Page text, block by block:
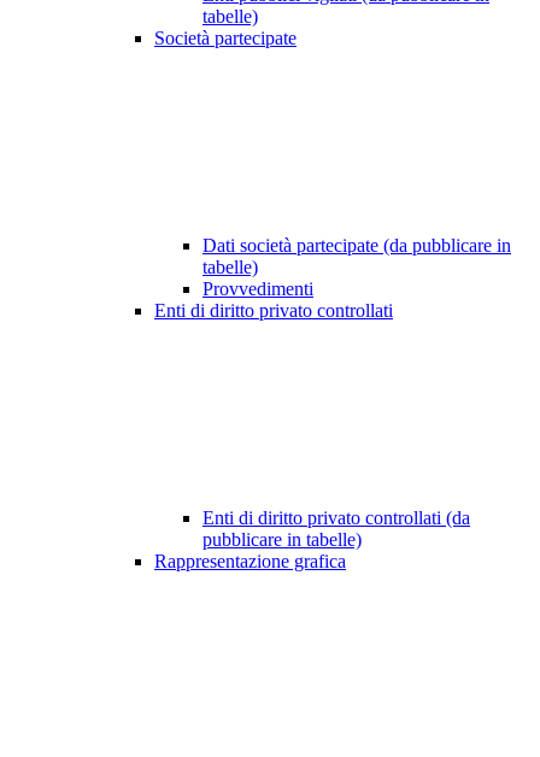
tabelle)
Società partecipate
Dati società partecipate (da pubblicare in
tabelle)
Provvedimenti
Enti di diritto privato controllati
Enti di diritto privato controllati (da
pubblicare in tabelle)
Rappresentazione grafica